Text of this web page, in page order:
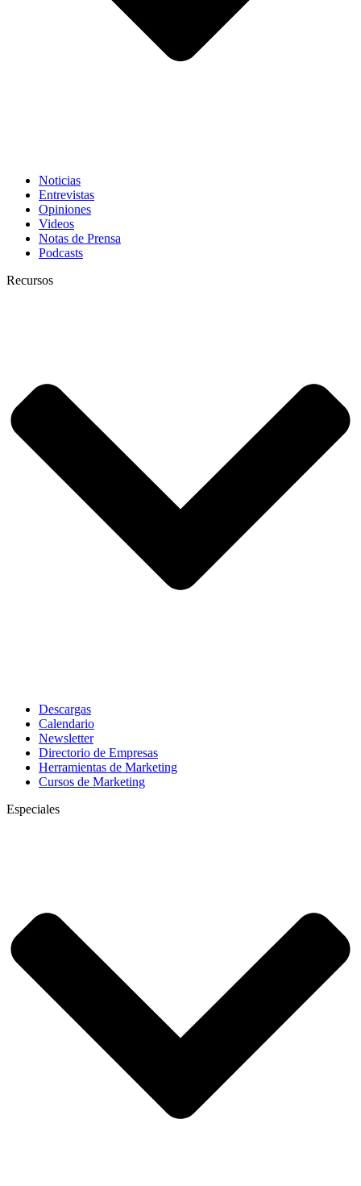
Noticias
Entrevistas
Opiniones
Videos
Notas de Prensa
Podcasts
Recursos
Descargas
Calendario
Newsletter
Directorio de Empresas
Herramientas de Marketing
Cursos de Marketing
Especiales